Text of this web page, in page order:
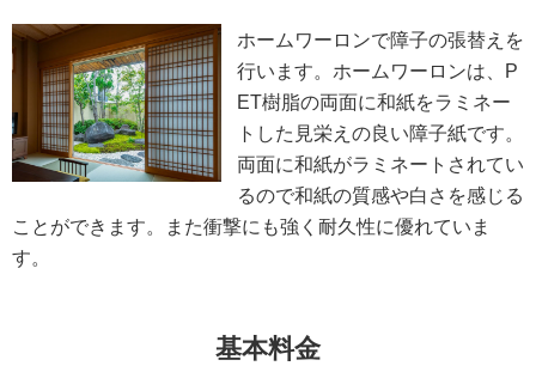
ホームワーロンで障子の張替えを
行います。ホームワーロンは、P
ET樹脂の両面に和紙をラミネー
トした見栄えの良い障子紙です。
両面に和紙がラミネートされてい
るので和紙の質感や白さを感じる
ことができます。また衝撃にも強く耐久性に優れていま
す。
基本料金